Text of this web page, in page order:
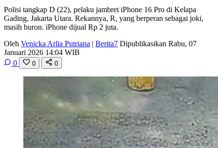
Polisi tangkap D (22), pelaku jambret iPhone 16 Pro di Kelapa
Gading, Jakarta Utara. Rekannya, R, yang berperan sebagai joki,
masih buron. iPhone dijual Rp 2 juta.
Oleh Venicka Arlia Putriana | Berita7 Dipublikasikan Rabu, 07
Januari 2026 14:04 WIB
0
0 0